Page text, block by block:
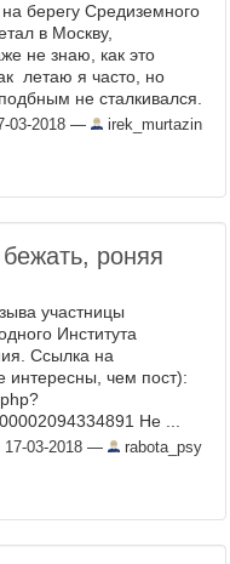
на берегу Средиземного
в Москву,
не знаю, как это
летаю я часто, но
не сталкивался.
Без рамок ...
03-2018 — irek_murtazin
роняя
участницы
Института
Ссылка на
интересны, чем пост):
Не ...
17-03-2018 — rabota_psy